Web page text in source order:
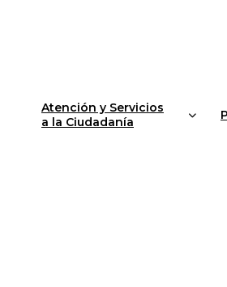
Atención y Servicios
a la Ciudadanía